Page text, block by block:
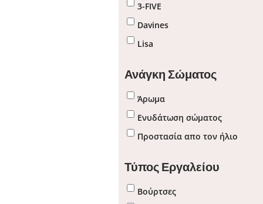
3-FIVE
Davines
Lisa
Ανάγκη Σώματος
Άρωμα
Ενυδάτωση σώματος
Προστασία απο τον ήλιο
Τύπος Εργαλείου
Βούρτσες